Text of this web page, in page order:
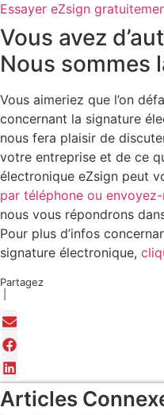
Essayer eZsign
Vous avez
Nous sommes
Vous aimeriez que l’on
concernant la signature
nous fera plaisir de
votre entreprise et de ce
électronique eZsign peut
par téléphone ou
nous vous répondrons
Pour plus d’infos
signature électronique,
Partagez
Articles